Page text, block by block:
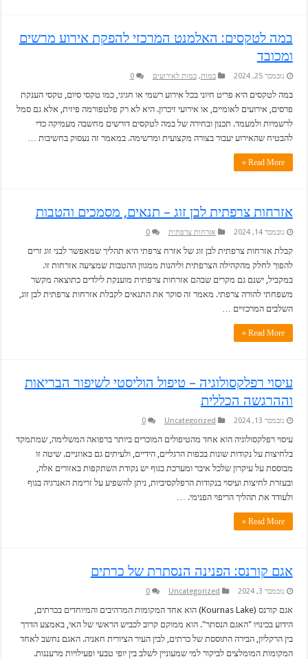
במה לטקסים: האלמנט המרכזי להפקת אירוע מרשים
ומכובד
נובמבר 25, 2024 במות,במות לאירועים 0
במה לטקסים היא פריט חיוני בכל אירוע רשמי או חגיגי, כמו טקסי סיום, טקסי הענקת
פרסים, אירועים לאומיים, או אירועי זיכרון. היא לא רק פלטפורמה פיזית, אלא גם סמל
לרשמיות ולמעמד. תכנון ובחירה של במה לטקסים דורשים מחשבה מעמיקה כדי
להבטיח שהאירוע יעבור בצורה מקצועית ומרשימה. במאמר זה נעסוק בחשיבות …
Read More »
אזרחות צרפתית לבן זוג – תנאים, מסמכים והטבות
נובמבר 14, 2024 אזרחות צרפתית 0
קבלת אזרחות צרפתית לבן זוג של אזרח צרפתי היא תהליך שמאפשר לבני זוג זרים
להפוך לחלק מהקהילה הצרפתית וליהנות ממגוון ההטבות שמציעה אזרחות זו.
במקביל, ישנם גם מקרים שבהם אזרחות צרפתית מוענקת לילדים כתוצאה מקשר
משפחתי להורה צרפתי. מאמר זה סוקר את התנאים לקבלת אזרחות צרפתית לבן זוג,
השלבים המרכזיים …
Read More »
עיסוי רפלקסולוגיה – טיפול הוליסטי לשיפור הבריאות
וההרגשה הכללית
נובמבר 13, 2024 Uncategorized
0
עיסוי רפלקסולוגיה הוא אחד מהטיפולים המוכרים ביותר ברפואה המשלימה, שמתמקד
בלחיצות על נקודות שונות בכפות הרגליים, הידיים, ולעיתים גם באוזניים. שיטה זו
מבוססת על עיקרון שלכל איבר ומערכת בגוף יש נקודת השתקפות באזורים אלה,
ובעזרת לחיצות ועיסוי בנקודות הרפלקסיביות, ניתן להשפיע על זרימת האנרגיה בגוף
ולעודד את תהליך הריפוי הפנימי. …
Read More »
אגם קורנס: הפנינה הנסתרת של כרתים
נובמבר 3, 2024 Uncategorized
0
אגם קורנס (Kournas Lake) הוא אחד המקומות המרהיבים והמיוחדים בכרתים,
הידוע בכינויו "האגם הנסתר". הוא ממוקם קרוב לכביש הראשי של האי, באמצע הדרך
בין הרקליון, הבירה התוססת של כרתים, לבין העיר הציורית חאניה. האגם נחשב לאחד
המקומות המומלצים לביקור למי שמעוניין לשלב בין יופי טבעי ופעילויות מרעננות.